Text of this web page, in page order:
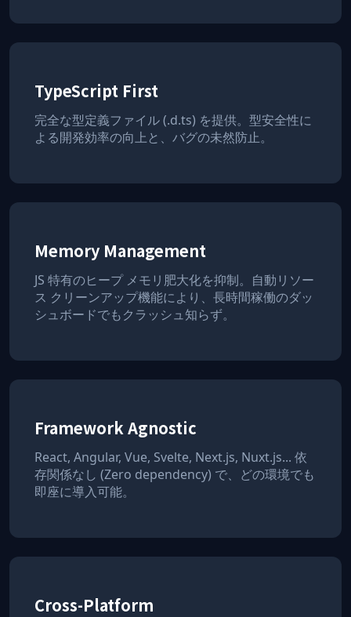
TypeScript First
完全な型定義ファイル (.d.ts) を提供。型安全性に
よる開発効率の向上と、バグの未然防止。
Memory Management
JS 特有のヒープ メモリ肥大化を抑制。自動リソー
ス クリーンアップ機能により、長時間稼働のダッ
シュボードでもクラッシュ知らず。
Framework Agnostic
React, Angular, Vue, Svelte, Next.js, Nuxt.js... 依
存関係なし (Zero dependency) で、どの環境でも
即座に導入可能。
Cross-Platform